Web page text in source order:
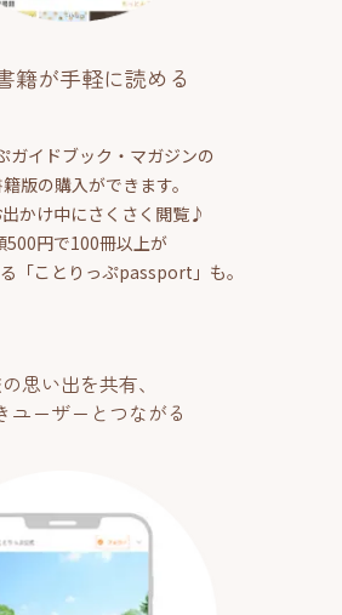
籍が手軽に読める
ガイドブック・マガジンの
版の購入ができます。
かけ中にさくさく閲覧♪
500円で100冊以上が
「ことりっぷpassport」も。
思い出を共有、
ユーザーとつながる